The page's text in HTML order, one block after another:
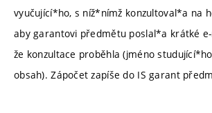
vyučující*ho, s níž*nímž konzultoval*a na
aby garantovi předmětu poslal*a krátké
že konzultace proběhla (jméno
obsah). Zápočet zapíše do IS garant